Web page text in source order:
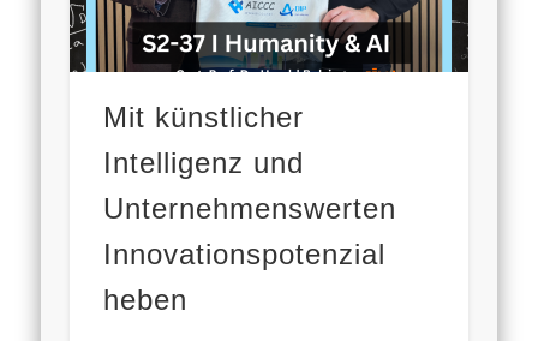
Mit künstlicher
Intelligenz und
Unternehmenswerten
Innovationspotenzial
heben